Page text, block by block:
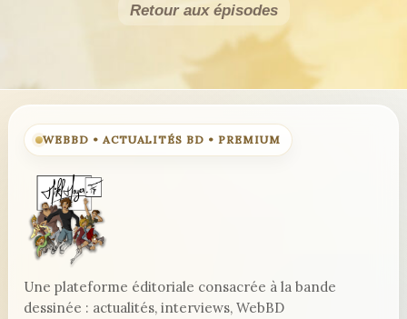
Retour aux épisodes
WEBBD • ACTUALITÉS BD • PREMIUM
Une plateforme éditoriale consacrée à la bande
dessinée : actualités, interviews, WebBD